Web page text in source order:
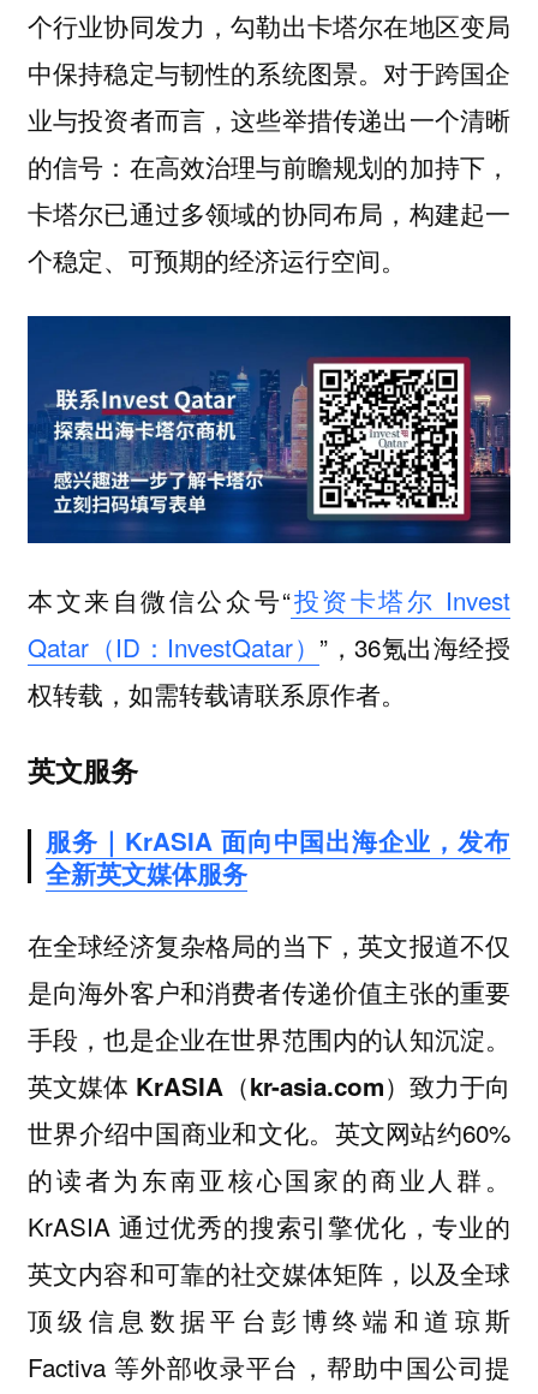
个行业协同发力，勾勒出卡塔尔在地区变局
中保持稳定与韧性的系统图景。对于跨国企
业与投资者而言，这些举措传递出一个清晰
的信号：在高效治理与前瞻规划的加持下，
卡塔尔已通过多领域的协同布局，构建起一
个稳定、可预期的经济运行空间。
本文来自微信公众号“投资卡塔尔 Invest
Qatar（ID：InvestQatar） ”，36氪出海经授
权转载，如需转载请联系原作者。
英文服务
服务｜KrASIA 面向中国出海企业，发布
全新英文媒体服务
在全球经济复杂格局的当下，英文报道不仅
是向海外客户和消费者传递价值主张的重要
手段，也是企业在世界范围内的认知沉淀。
英文媒体 KrASIA（kr-asia.com）致力于向
世界介绍中国商业和文化。 英文网站约60%
的读者为东南亚核心国家的商业人群。
KrASIA 通过优秀的搜索引擎优化，专业的
英文内容和可靠的社交媒体矩阵，以及全球
顶级信息数据平台彭博终端和道琼斯
Factiva 等外部收录平台，帮助中国公司提